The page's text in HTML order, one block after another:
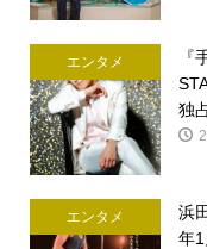
エンタメ
『
独
エンタメ
浜
年